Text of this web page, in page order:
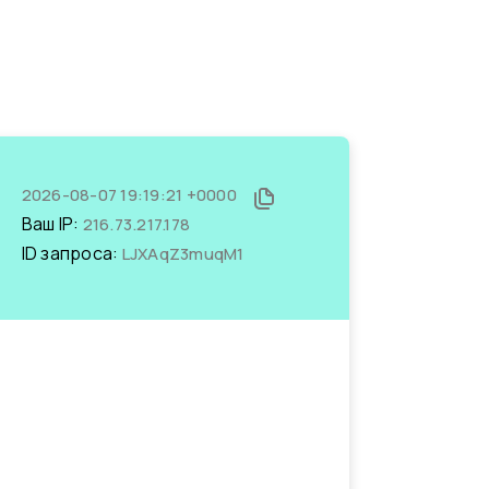
2026-08-07 19:19:21 +0000
Ваш IP: 216.73.217.178
ID запроса: LJXAqZ3muqM1